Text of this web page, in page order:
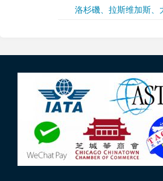
洛杉磯、拉斯维加斯、